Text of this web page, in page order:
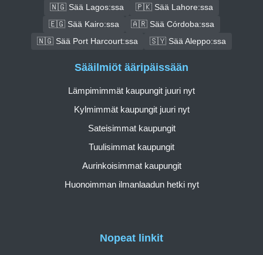
🇳🇬 Sää Lagos:ssa
🇵🇰 Sää Lahore:ssa
🇪🇬 Sää Kairo:ssa
🇦🇷 Sää Córdoba:ssa
🇳🇬 Sää Port Harcourt:ssa
🇸🇾 Sää Aleppo:ssa
Nopeat linkit
Sääilmiöt ääripäissään
Lämpimimmät kaupungit juuri nyt
Kylmimmät kaupungit juuri nyt
Sateisimmat kaupungit
Tuulisimmat kaupungit
Aurinkoisimmat kaupungit
Huonoimman ilmanlaadun hetki nyt